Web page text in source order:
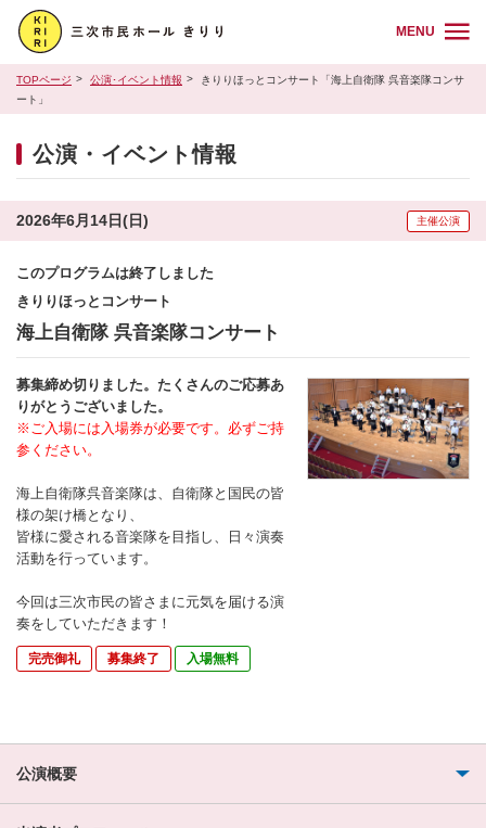
MENU
TOPページ 公演･イベント情報
きりりほっとコンサート「海上自衛隊 呉音楽隊コンサ
ート」
公演・イベント情報
2026年6月14日(日) 主催公演
このプログラムは終了しました
きりりほっとコンサート
海上自衛隊 呉音楽隊コンサート
募集締め切りました。たくさんのご応募あ
りがとうございました。
※ご入場には入場券が必要です。必ずご持
参ください。
海上自衛隊呉音楽隊は、自衛隊と国民の皆
様の架け橋となり、
皆様に愛される音楽隊を目指し、日々演奏
活動を行っています。
今回は三次市民の皆さまに元気を届ける演
奏をしていただきます！
完売御礼 募集終了 入場無料
公演概要